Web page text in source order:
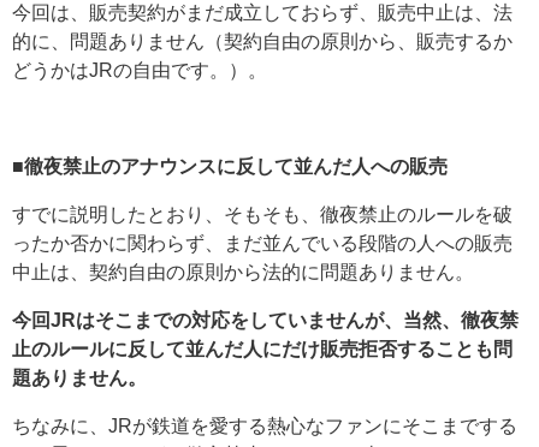
今回は、販売契約がまだ成立しておらず、販売中止は、法
的に、問題ありません（契約自由の原則から、販売するか
どうかはJRの自由です。）。
■徹夜禁止のアナウンスに反して並んだ人への販売
すでに説明したとおり、そもそも、徹夜禁止のルールを破
ったか否かに関わらず、まだ並んでいる段階の人への販売
中止は、契約自由の原則から法的に問題ありません。
今回JRはそこまでの対応をしていませんが、当然、徹夜禁
止のルールに反して並んだ人にだけ販売拒否することも問
題ありません。
ちなみに、JRが鉄道を愛する熱心なファンにそこまでする